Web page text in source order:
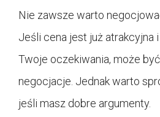
Nie zawsze warto
Jeśli cena jest już atrakcyjna
Twoje oczekiwania, może
negocjacje. Jednak warto
jeśli masz dobre argumenty.